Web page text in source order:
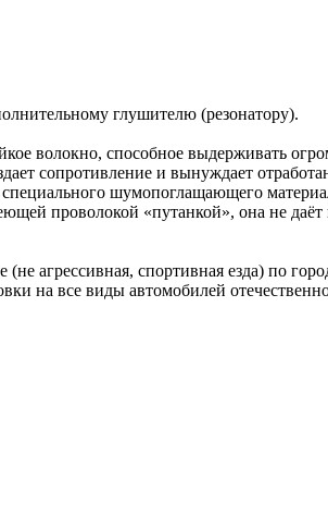
глушителю (резонатору).
волокно, способное выдерживать
сопротивление и вынуждает
шумопоглащающего
проволокой «путанкой», она не даёт
агрессивная, спортивная езда) по
на все виды автомобилей